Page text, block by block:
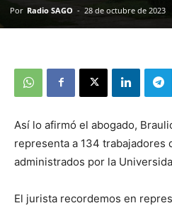
Por Radio SAGO - 28 de octubre de 2023
Así lo afirmó el abogado,
representa a 134 trabajadores
administrados por la
El jurista recordemos en